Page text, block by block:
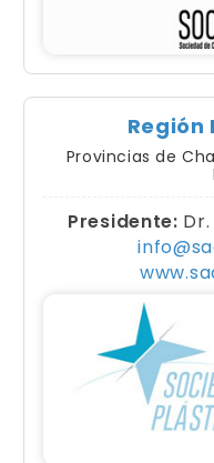
Región
Provincias de
Presidente: